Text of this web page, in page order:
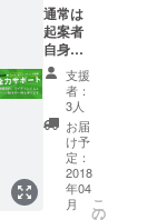
どちら
かご希
望のデ
ザイン
を備考
欄にご
記入く
ださ
い。 冊
子のリ
リース
パー
通常は
起案者
自身が
行うラ
イティ
ングや
画像制
作など
の一切
FAAVO
チーム
支援
者：
3人
お届
け予
定：
2018
年04
月
こ
の